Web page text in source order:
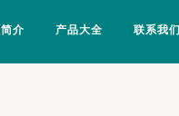
介 产品大全 联系我们